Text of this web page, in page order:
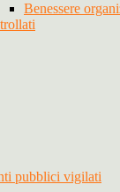
Benessere
pubblici vigilati